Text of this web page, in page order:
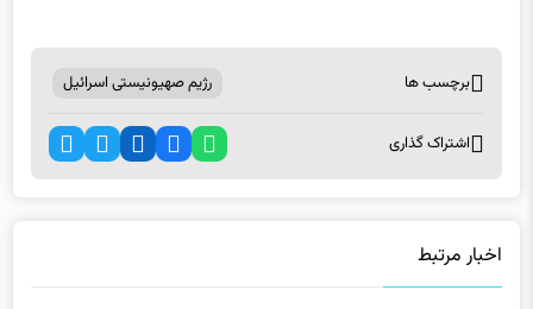
اخبار مرتبط